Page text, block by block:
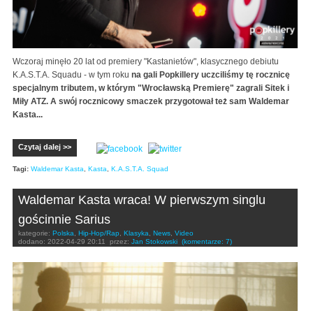
Wczoraj minęło 20 lat od premiery "Kastanietów", klasycznego debiutu
K.A.S.T.A. Squadu - w tym roku na gali Popkillery uczciliśmy tę rocznicę
specjalnym tributem, w którym "Wrocławską Premierę" zagrali Sitek i
Miły ATZ. A swój rocznicowy smaczek przygotował też sam Waldemar
Kasta...
Czytaj dalej >>
Tagi: Waldemar Kasta, Kasta, K.A.S.T.A. Squad
Waldemar Kasta wraca! W pierwszym singlu
gościnnie Sarius
kategorie: Polska, Hip-Hop/Rap, Klasyka, News, Video
dodano: 2022-04-29 20:11 przez: Jan Stokowski (komentarze: 7)